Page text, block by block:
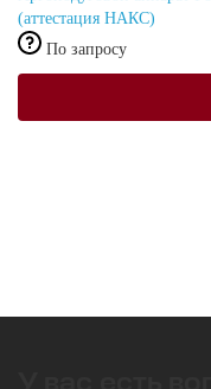
(аттестация НАКС)
По запросу